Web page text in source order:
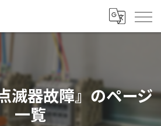
滅器故障』のページ
一覧